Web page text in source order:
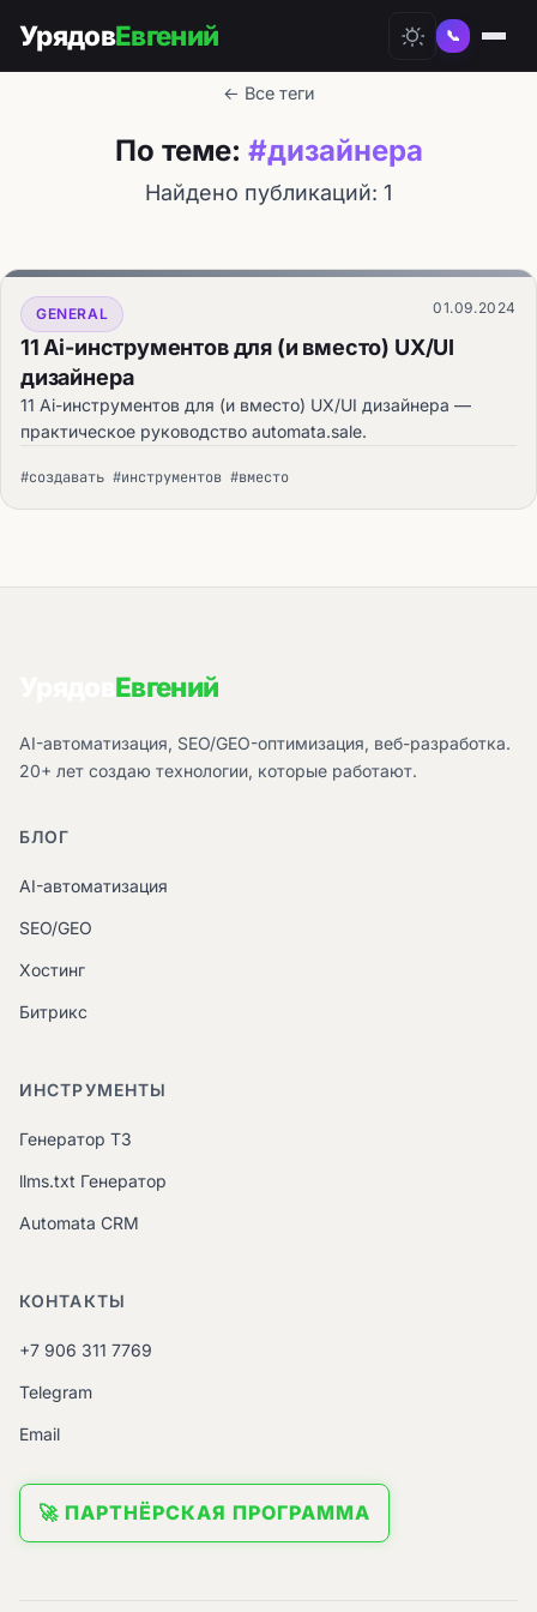
УрядовЕвгений 📞
← Все теги
По теме: #дизайнера
Найдено публикаций: 1
GENERAL 01.09.2024
11 Ai-инструментов для (и вместо) UX/UI
дизайнера
11 Ai-инструментов для (и вместо) UX/UI дизайнера —
практическое руководство automata.sale.
#создавать #инструментов #вместо
Евгений
AI-автоматизация, SEO/GEO-оптимизация, веб-разработка.
20+ лет создаю технологии, которые работают.
БЛОГ
AI-автоматизация
SEO/GEO
Хостинг
Битрикс
ИНСТРУМЕНТЫ
Генератор ТЗ
llms.txt Генератор
Automata CRM
КОНТАКТЫ
+7 906 311 7769
Telegram
Email
🚀 ПАРТНЁРСКАЯ ПРОГРАММА